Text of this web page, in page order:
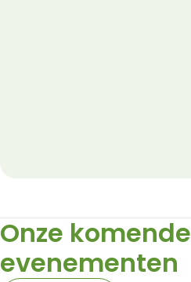
Onze komende
evenementen